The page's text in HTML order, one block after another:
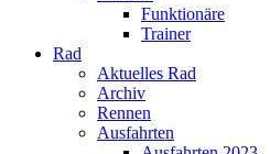
Funktionäre
Trainer
Rad
Aktuelles Rad
Archiv
Rennen
Ausfahrten